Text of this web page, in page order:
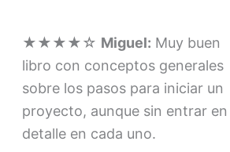
★★★★☆ Miguel: Muy buen
libro con conceptos generales
sobre los pasos para iniciar un
proyecto, aunque sin entrar en
detalle en cada uno.